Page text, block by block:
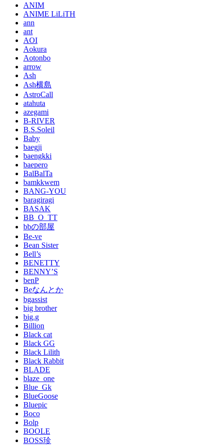
ANIM
ANIME LiLiTH
ann
ant
AOI
Aokura
Aotonbo
arrow
Ash
Ash横島
AstroCall
atahuta
azegami
B-RIVER
B.S.Soleil
Baby
baegji
baengkki
baepero
BalBalTa
bamkkwem
BANG-YOU
baragiragi
BASAK
BB_O_TT
bbの部屋
Be-ve
Bean Sister
Bell’s
BENETTY
BENNY’S
benP
Beなんとか
bgassist
big brother
big.g
Billion
Black cat
Black GG
Black Lilith
Black Rabbit
BLADE
blaze_one
Blue_Gk
BlueGoose
Bluepic
Boco
Bolp
BOOLE
BOSS珍